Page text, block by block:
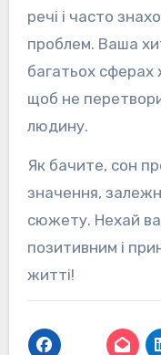
речі і часто
проблем. Ваша
багатьох
щоб не
людину.
Як бачите, сон
значення,
сюжету. Нехай
позитивним і
житті!